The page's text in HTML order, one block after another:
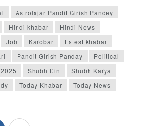
Astrolajar Pandit Girish Pandey
Hindi khabar
Hindi News
Job Karobar
Latest khabar
Pandit Girish Panday
Political
Shubh Din
Shubh Karya
Today Khabar
Today News